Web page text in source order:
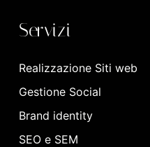
Servizi
Realizzazione Siti web
Gestione Social
Brand identity
SEO e SEM